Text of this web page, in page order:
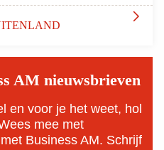

AM nieuwsbrieven
en voor je het weet, hol
mee met
Business AM. Schrijf